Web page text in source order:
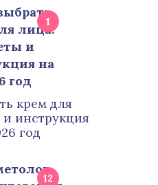
1
крем для
инструкция
год
12